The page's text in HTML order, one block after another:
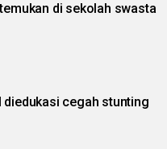
di sekolah swasta
diedukasi cegah stunting